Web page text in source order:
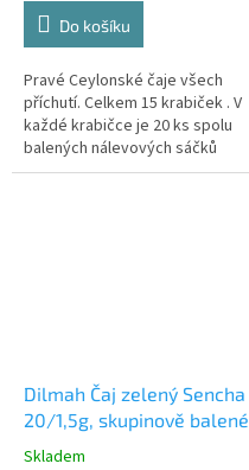
Do košíku
Pravé Ceylonské čaje všech
příchutí. Celkem 15 krabiček . V
každé krabičce je 20 ks spolu
balených nálevových sáčků
Dilmah Čaj zelený Sencha
20/1,5g, skupinově balené
Skladem